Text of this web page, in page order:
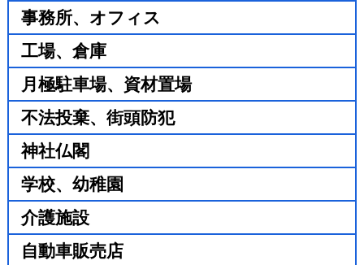
事務所、オフィス
工場、倉庫
月極駐車場、資材置場
不法投棄、街頭防犯
神社仏閣
学校、幼稚園
介護施設
自動車販売店